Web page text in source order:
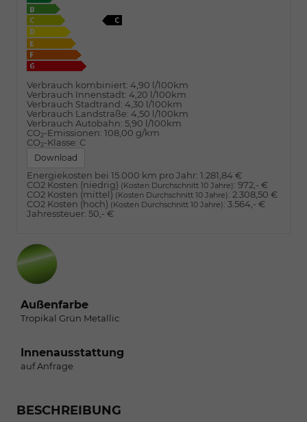
Verbrauch kombiniert: 4,90 l/100km
Verbrauch Innenstadt: 4,20 l/100km
Verbrauch Stadtrand: 4,30 l/100km
Verbrauch Landstraße: 4,50 l/100km
Verbrauch Autobahn: 5,90 l/100km
CO2-Emissionen: 108,00 g/km
CO2-Klasse: C
Download
Energiekosten bei 15.000 km pro Jahr: 1.281,84 €
CO2 Kosten (niedrig) (Kosten Durchschnitt 10 Jahre): 972,- €
CO2 Kosten (mittel) (Kosten Durchschnitt 10 Jahre): 2.308,50 €
CO2 Kosten (hoch) (Kosten Durchschnitt 10 Jahre): 3.564,- €
Jahressteuer: 50,- €
Außenfarbe
Tropikal Grün Metallic
Innenausstattung
auf Anfrage
BESCHREIBUNG